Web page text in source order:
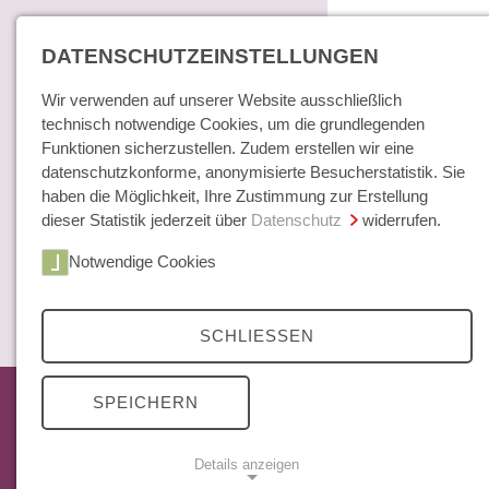
Home
Bücher / E-Books
DATENSCHUTZEINSTELLUNGEN
Wir verwenden auf unserer Website ausschließlich
technisch notwendige Cookies, um die grundlegenden
Funktionen sicherzustellen. Zudem erstellen wir eine
datenschutzkonforme, anonymisierte Besucherstatistik. Sie
haben die Möglichkeit, Ihre Zustimmung zur Erstellung
dieser Statistik jederzeit über Datenschutz widerrufen.
Notwendige Cookies
SCHLIESSEN
SPEICHERN
Details anzeigen